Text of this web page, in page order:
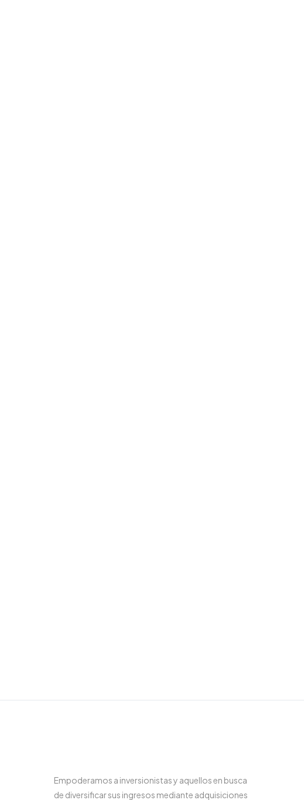
Empoderamos a inversionistas y aquellos en busca
de diversificar sus ingresos mediante adquisiciones